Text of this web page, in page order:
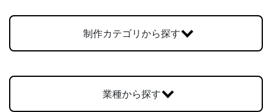
社員ブログ
制作カテゴリから探す
業種から探す